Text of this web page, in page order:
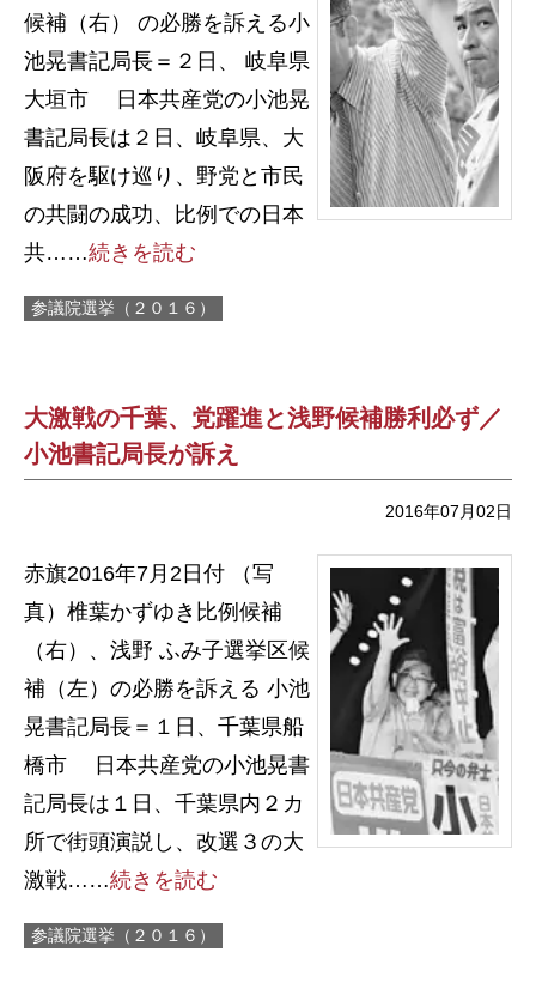
候補（右） の必勝を訴える小
池晃書記局長＝２日、 岐阜県
大垣市 日本共産党の小池晃
書記局長は２日、岐阜県、大
阪府を駆け巡り、野党と市民
の共闘の成功、比例での日本
共……続きを読む
参議院選挙（２０１６）
大激戦の千葉、党躍進と浅野候補勝利必ず／
小池書記局長が訴え
2016年07月02日
赤旗2016年7月2日付 （写
真）椎葉かずゆき比例候補
（右）、浅野 ふみ子選挙区候
補（左）の必勝を訴える 小池
晃書記局長＝１日、千葉県船
橋市 日本共産党の小池晃書
記局長は１日、千葉県内２カ
所で街頭演説し、改選３の大
激戦……続きを読む
参議院選挙（２０１６）